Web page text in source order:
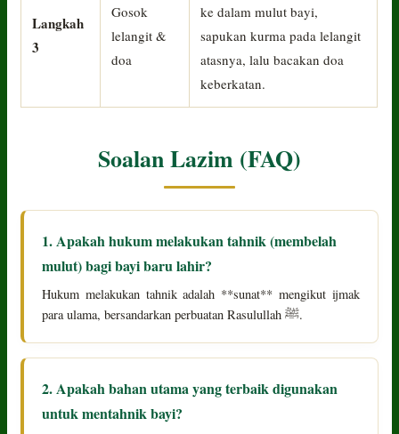
Langkah
3
Gosok
lelangit &
doa
ke dalam mulut bayi,
sapukan kurma pada lelangit
atasnya, lalu bacakan doa
keberkatan.
Soalan Lazim (FAQ)
1. Apakah hukum melakukan tahnik (membelah
mulut) bagi bayi baru lahir?
Hukum melakukan tahnik adalah **sunat** mengikut ijmak
para ulama, bersandarkan perbuatan Rasulullah ﷺ.
2. Apakah bahan utama yang terbaik digunakan
untuk mentahnik bayi?